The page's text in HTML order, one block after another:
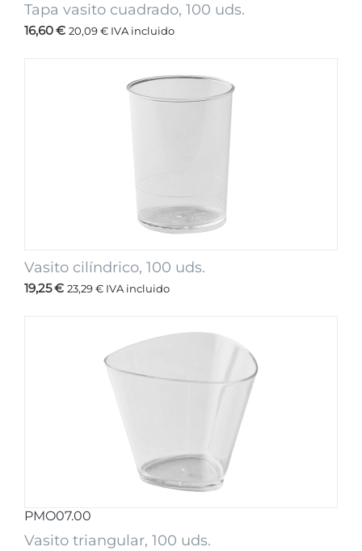
Tapa vasito cuadrado, 100 uds.
16,60€ 20,09€ IVA incluido
Vasito cilíndrico, 100 uds.
19,25€ 23,29€ IVA incluido
PMO07.00
Vasito triangular, 100 uds.